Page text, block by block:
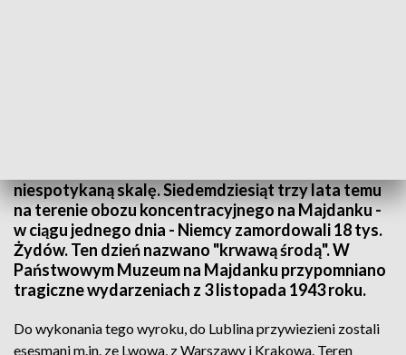
niespotykaną skalę. Siedemdziesiąt trzy lata temu
na terenie obozu koncentracyjnego na Majdanku -
w ciągu jednego dnia - Niemcy zamordowali 18 tys.
Żydów. Ten dzień nazwano "krwawą środą". W
Państwowym Muzeum na Majdanku przypomniano
tragiczne wydarzeniach z 3 listopada 1943 roku.
Do wykonania tego wyroku, do Lublina przywiezieni zostali
esesmani m.in. ze Lwowa, z Warszawy i Krakowa. Teren